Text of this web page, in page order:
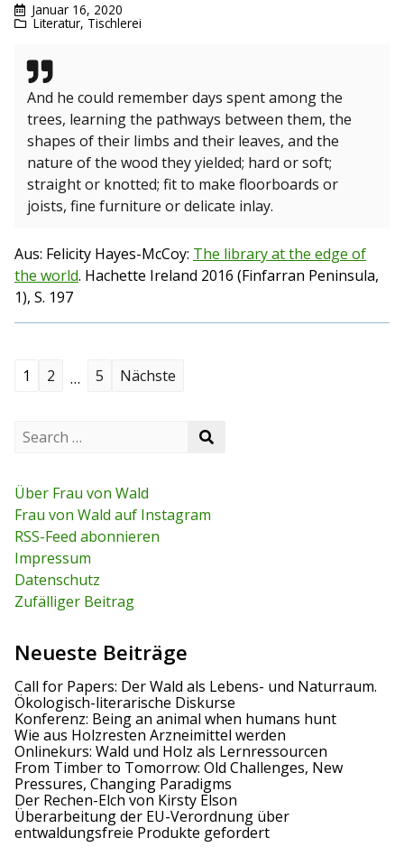
Januar 16, 2020
Literatur, Tischlerei
And he could remember days spent among the
trees, learning the pathways between them, the
shapes of their limbs and their leaves, and the
nature of the wood they yielded; hard or soft;
straight or knotted; fit to make floorboards or
joists, fine furniture or delicate inlay.
Aus: Felicity Hayes-McCoy: The library at the edge of
the world. Hachette Ireland 2016 (Finfarran Peninsula,
1), S. 197
S
e
n
n
u
m
e
r
i
e
r
1 2 … 5 Nächste
c
h
f
o
r
:
Über Frau von Wald
Frau von Wald auf Instagram
RSS-Feed abonnieren
Impressum
Datenschutz
Zufälliger Beitrag
Neueste Beiträge
Call for Papers: Der Wald als Lebens- und Naturraum.
Ökologisch-literarische Diskurse
Konferenz: Being an animal when humans hunt
Wie aus Holzresten Arzneimittel werden
Onlinekurs: Wald und Holz als Lernressourcen
From Timber to Tomorrow: Old Challenges, New
Pressures, Changing Paradigms
Der Rechen-Elch von Kirsty Elson
Überarbeitung der EU-Verordnung über
entwaldungsfreie Produkte gefordert